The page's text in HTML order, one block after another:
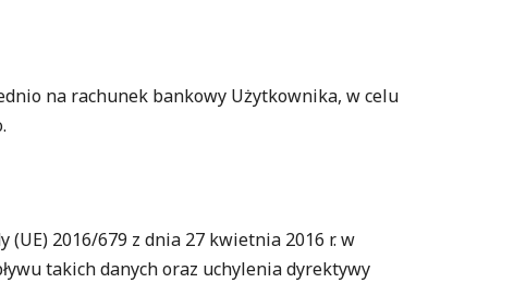
na rachunek bankowy Użytkownika, w celu
2016/679 z dnia 27 kwietnia 2016 r. w
takich danych oraz uchylenia dyrektywy